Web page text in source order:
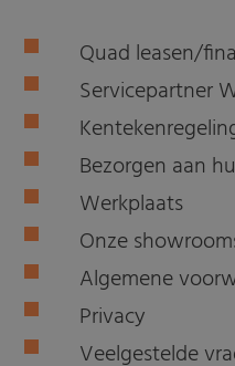
Quad leasen/
Servicepartner
Bezorgen aan
Werkplaats
Onze
Algemene
Privacy
Veelgestelde